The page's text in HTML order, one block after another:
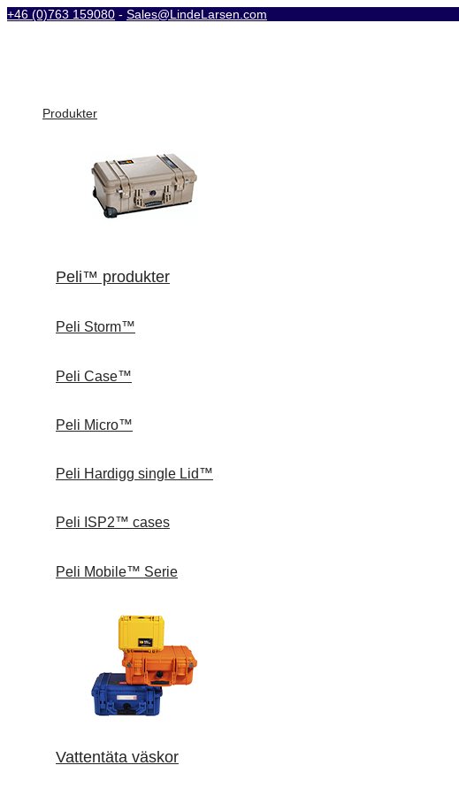
+46 (0)763 159080 - Sales@LindeLarsen.com
Produkter
Peli™ produkter
Peli Storm™
Peli Case™
Peli Micro™
Peli Hardigg single Lid™
Peli ISP2™ cases
Peli Mobile™ Serie
Vattentäta väskor